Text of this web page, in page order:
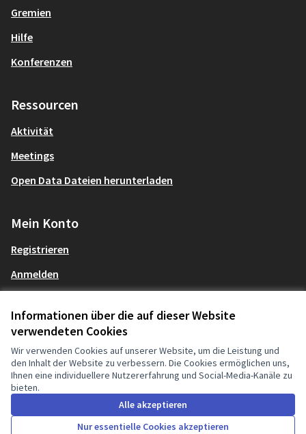
Informationen über die auf dieser Website
verwendeten Cookies
Wir verwenden Cookies auf unserer Website, um die Leistung und
den Inhalt der Website zu verbessern. Die Cookies ermöglichen uns,
Ihnen eine individuellere Nutzererfahrung und Social-Media-Kanäle zu
bieten.
Alle akzeptieren
Nur essentielle Cookies akzeptieren
Gremien
Hilfe
Konferenzen
Ressourcen
Aktivität
Meetings
Open Data Dateien herunterladen
Mein Konto
Registrieren
Anmelden
NutzungsbedingungenDecidim Audit auf X
(Externer Link)
Decidim Audit auf Facebook
(Externer Link)
(Externer Link)
(Externer Link)
(Externer Link)
Website mit
(Externer Link)
Creative
(Externer